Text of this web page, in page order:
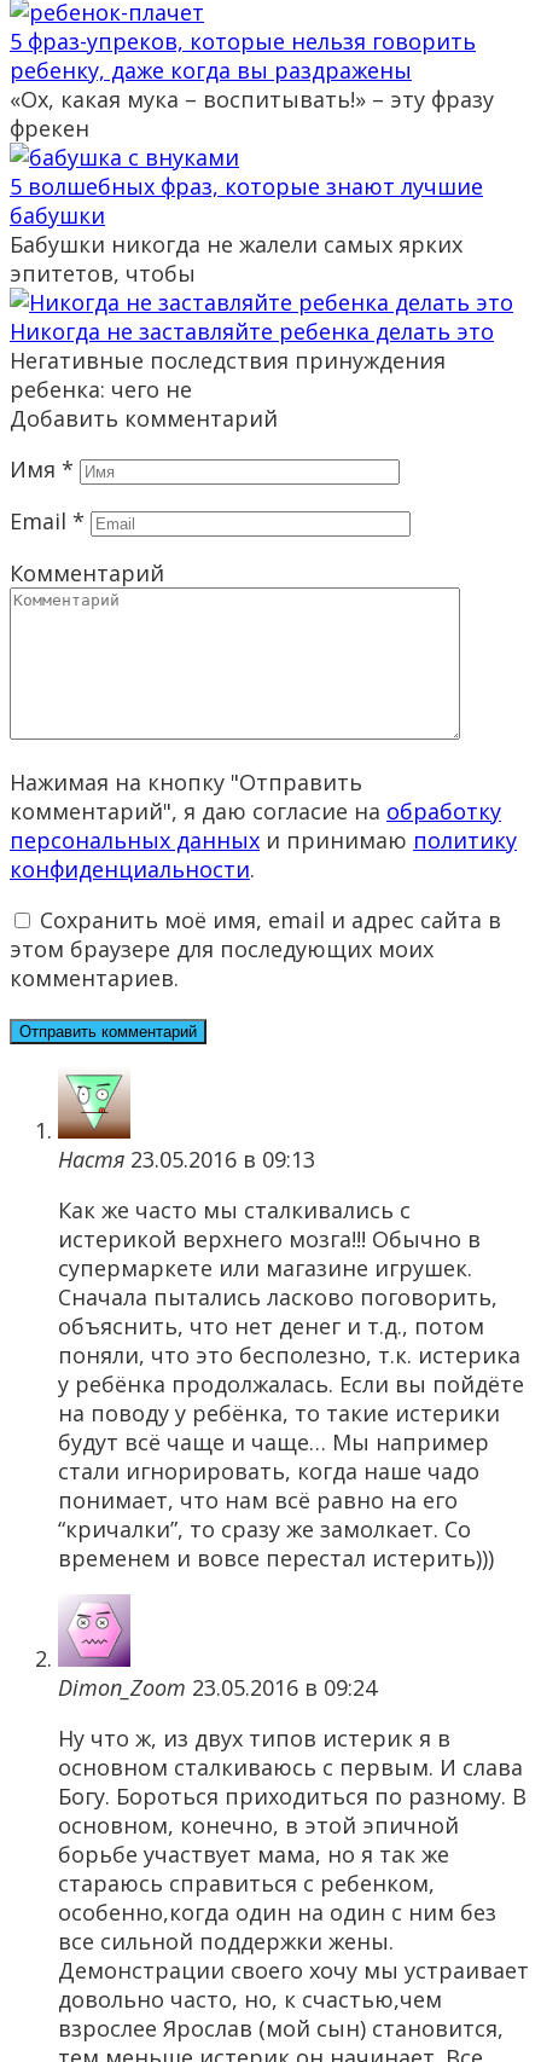
5 фраз-упреков, которые нельзя говорить
ребенку, даже когда вы раздражены
«Ох, какая мука – воспитывать!» – эту фразу
фрекен
5 волшебных фраз, которые знают лучшие
бабушки
Бабушки никогда не жалели самых ярких
эпитетов, чтобы
Никогда не заставляйте ребенка делать это
Негативные последствия принуждения
ребенка: чего не
Добавить комментарий
Имя *
Email *
Комментарий
Нажимая на кнопку "Отправить
комментарий", я даю согласие на обработку
персональных данных и принимаю политику
конфиденциальности.
Сохранить моё имя, email и адрес сайта в
этом браузере для последующих моих
комментариев.
Настя 23.05.2016 в 09:13
Как же часто мы сталкивались с
истерикой верхнего мозга!!! Обычно в
супермаркете или магазине игрушек.
Сначала пытались ласково поговорить,
объяснить, что нет денег и т.д., потом
поняли, что это бесполезно, т.к. истерика
у ребёнка продолжалась. Если вы пойдёте
на поводу у ребёнка, то такие истерики
будут всё чаще и чаще… Мы например
стали игнорировать, когда наше чадо
понимает, что нам всё равно на его
“кричалки”, то сразу же замолкает. Со
временем и вовсе перестал истерить)))
Dimon_Zoom 23.05.2016 в 09:24
Ну что ж, из двух типов истерик я в
основном сталкиваюсь с первым. И слава
Богу. Бороться приходиться по разному. В
основном, конечно, в этой эпичной
борьбе участвует мама, но я так же
стараюсь справиться с ребенком,
особенно,когда один на один с ним без
все сильной поддержки жены.
Демонстрации своего хочу мы устраивает
довольно часто, но, к счастью,чем
взрослее Ярослав (мой сын) становится,